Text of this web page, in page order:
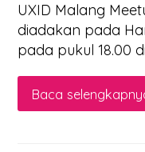
UXID Malang
diadakan pada
pada pukul 18.00
Baca